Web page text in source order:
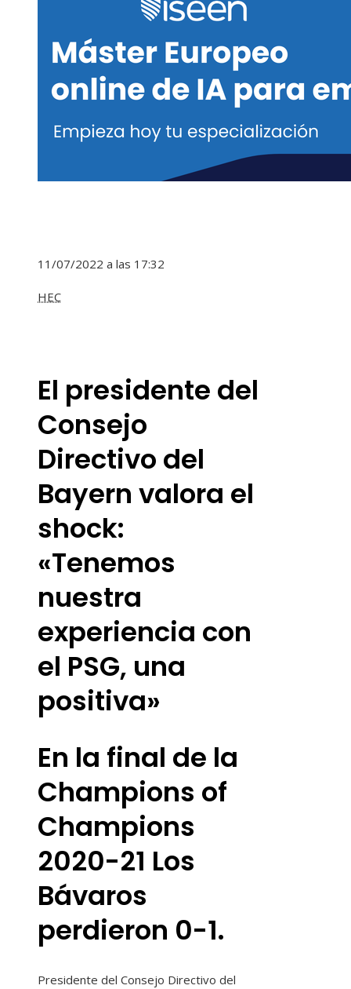
11/07/2022 a las 17:32
HEC
El presidente del
Consejo
Directivo del
Bayern valora el
shock:
«Tenemos
nuestra
experiencia con
el PSG, una
positiva»
En la final de la
Champions of
Champions
2020-21 Los
Bávaros
perdieron 0-1.
Presidente del Consejo Directivo del